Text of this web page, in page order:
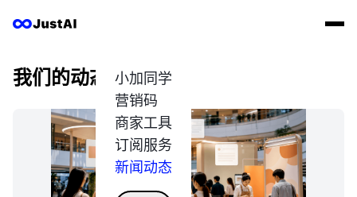
小加同学
营销码
商家工具
订阅服务
新闻动态
我们的动态